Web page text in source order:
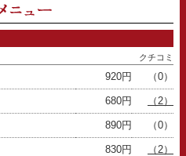
クチコミ
920円 （0）
680円 （2）
890円 （0）
830円 （2）